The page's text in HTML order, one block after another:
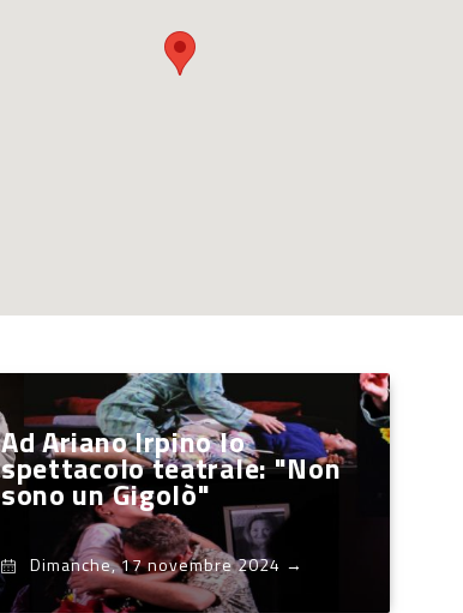
Ad Ariano Irpino lo
spettacolo teatrale: "Non
sono un Gigolò"
Dimanche, 17 novembre 2024 →